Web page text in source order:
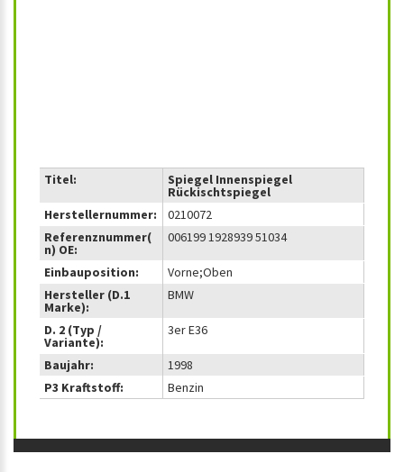
Titel: Spiegel Innenspiegel
Rückischtspiegel
Herstellernummer:
0210072
Referenznummer(
n) OE:
006199 1928939 51034
Einbauposition:
Vorne;Oben
Hersteller (D.1
Marke):
BMW
D. 2 (Typ /
Variante):
3er E36
Baujahr:
1998
P3 Kraftstoff:
Benzin